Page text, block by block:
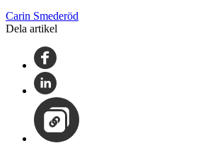
Carin Smederöd
Dela artikel